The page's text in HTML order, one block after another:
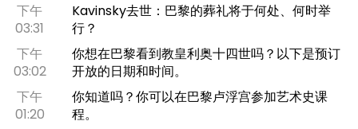
下午
03:31
Kavinsky去世：巴黎的葬礼将于何处、何时举
行？
下午
03:02
你想在巴黎看到教皇利奥十四世吗？以下是预订
开放的日期和时间。
下午
01:20
你知道吗？你可以在巴黎卢浮宫参加艺术史课
程。